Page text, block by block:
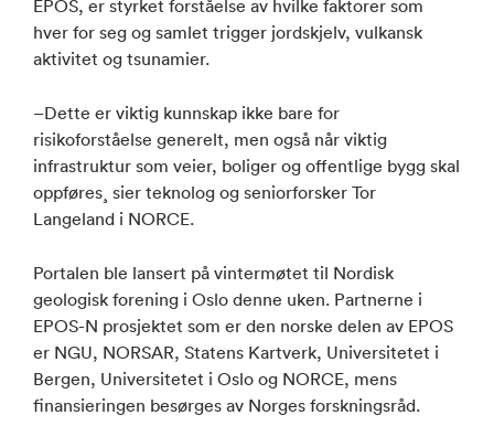
EPOS, er styrket forståelse av hvilke faktorer som
hver for seg og samlet trigger jordskjelv, vulkansk
aktivitet og tsunamier.
–Dette er viktig kunnskap ikke bare for
risikoforståelse generelt, men også når viktig
infrastruktur som veier, boliger og offentlige bygg skal
oppføres¸ sier teknolog og seniorforsker Tor
Langeland i NORCE.
Portalen ble lansert på vintermøtet til Nordisk
geologisk forening i Oslo denne uken. Partnerne i
EPOS-N prosjektet som er den norske delen av EPOS
er NGU, NORSAR, Statens Kartverk, Universitetet i
Bergen, Universitetet i Oslo og NORCE, mens
finansieringen besørges av Norges forskningsråd.